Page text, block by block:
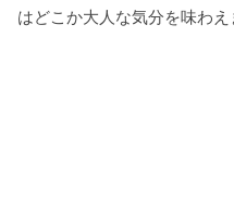
はどこか大人な気分を味わ